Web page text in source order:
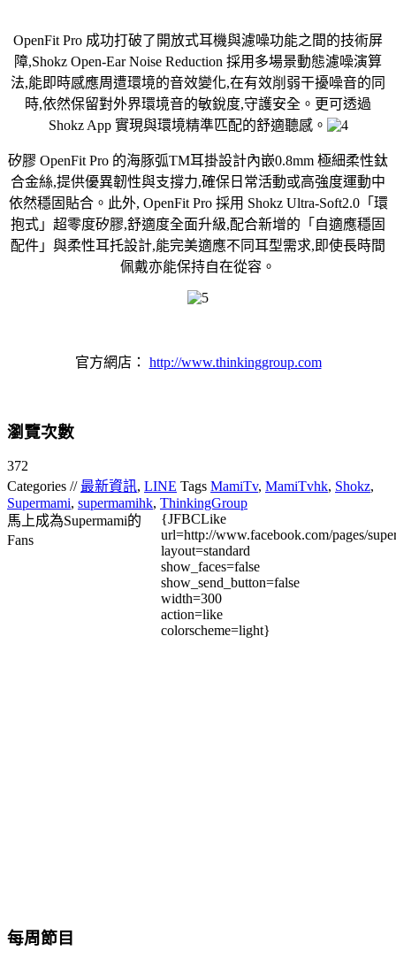
OpenFit Pro 成功打破了開放式耳機與濾噪功能之間的技術屏
障,Shokz Open-Ear Noise Reduction 採用多場景動態濾噪演算
法,能即時感應周遭環境的音效變化,在有效削弱干擾噪音的同
時,依然保留對外界環境音的敏銳度,守護安全。更可透過
Shokz App 實現與環境精準匹配的舒適聽感。
矽膠 OpenFit Pro 的海豚弧TM耳掛設計內嵌0.8mm 極細柔性鈦
合金絲,提供優異韌性與支撐力,確保日常活動或高強度運動中
依然穩固貼合。此外, OpenFit Pro 採用 Shokz Ultra-Soft2.0「環
抱式」超零度矽膠,舒適度全面升級,配合新增的「自適應穩固
配件」與柔性耳托設計,能完美適應不同耳型需求,即使長時間
佩戴亦能保持自在從容。
官方網店： http://www.thinkinggroup.com
瀏覽次數
372
Categories // 最新資訊, LINE Tags MamiTv, MamiTvhk, Shokz,
Supermami, supermamihk, ThinkingGroup
馬上成為Supermami的
Fans
{JFBCLike
url=http://www.facebook.com/pages/
layout=standard
show_faces=false
show_send_button=false
width=300
action=like
colorscheme=light}
每周節目